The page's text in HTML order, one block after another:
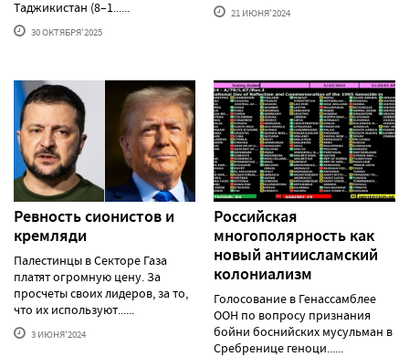
Таджикистан (8–1......
30 ОКТЯБРЯ'2025
21 ИЮНЯ'2024
Ревность сионистов и
кремляди
Палестинцы в Секторе Газа
платят огромную цену. За
просчеты своих лидеров, за то,
что их используют......
3 ИЮНЯ'2024
Российская
многополярность как
новый антиисламский
колониализм
Голосование в Генассамблее
ООН по вопросу признания
бойни боснийских мусульман в
Сребренице геноци......